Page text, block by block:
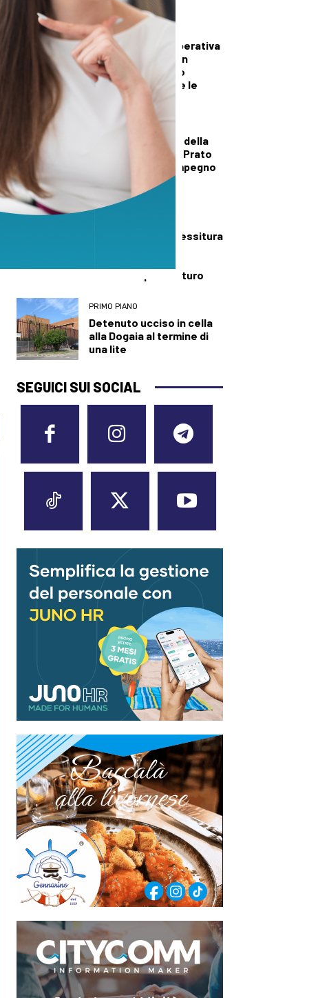
CRONACA
Taxi Prato, la Cooperativa
CoTaPra ricevuta in
Comune: “Incontro
positivo, ascoltate le
nostre richieste”
Natura Sì al fianco della
prima edizione del Prato
Crime Festival: “Impegno
per sostenere il
territorio”
Aperti d’agosto, Tessitura
ottimismo per il futuro
PRIMO PIANO
Detenuto ucciso in cella
alla Dogaia al termine di
una lite
SEGUICI SUI SOCIAL